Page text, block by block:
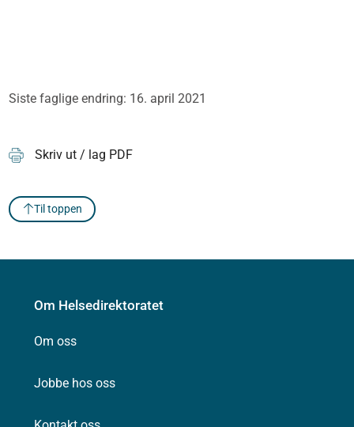
Siste faglige endring: 16. april 2021
Skriv ut / lag PDF
Til toppen
Om Helsedirektoratet
Om oss
Jobbe hos oss